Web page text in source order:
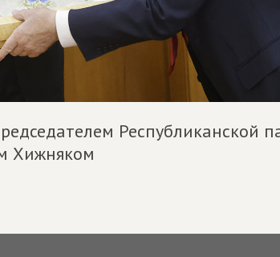
Республиканской
Хижняком